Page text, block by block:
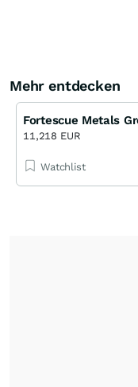
Mehr entdecken
Fortescue Metals
11,218 EUR
Watchlist